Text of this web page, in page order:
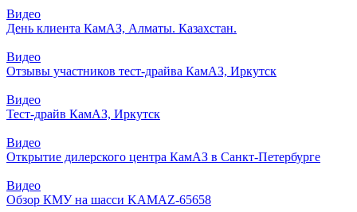
Видео
День клиента КамАЗ, Алматы. Казахстан.
Видео
Отзывы участников тест-драйва КамАЗ, Иркутск
Видео
Тест-драйв КамАЗ, Иркутск
Видео
Открытие дилерского центра КамАЗ в Санкт-Петербурге
Видео
Обзор КМУ на шасси KAMAZ-65658